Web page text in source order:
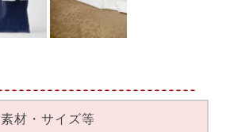
素材・サイズ等